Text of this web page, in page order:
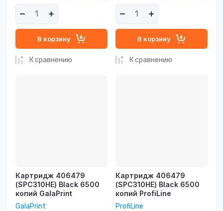
В корзину
К сравнению
В корзину
К сравнению
Картридж 406479
(SPC310HE) Black 6500
копий GalaPrint
GalaPrint
Картридж 406479
(SPC310HE) Black 6500
копий ProfiLine
ProfiLine